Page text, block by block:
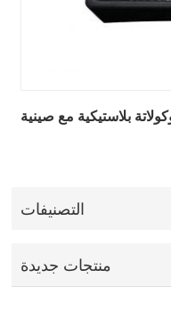
بلاستيكية مع صينية
التصنيفات
منتجات جديدة